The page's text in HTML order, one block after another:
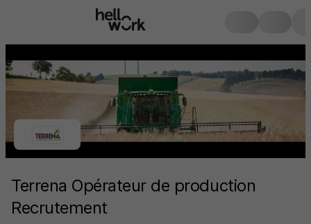
Terrena Opérateur de production
Recrutement